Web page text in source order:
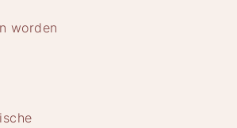
worden